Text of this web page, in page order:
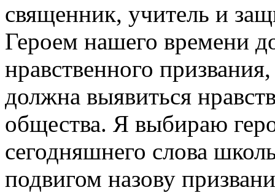
священник, учитель и
Героем нашего времени
нравственного
должна выявиться
общества. Я выбираю
сегодняшнего слова
подвигом назову